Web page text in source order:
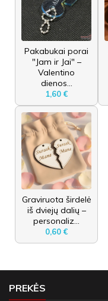
Pakabukai porai
"Jam ir Jai" –
Valentino
dienos...
1,60 €
Graviruota širdelė
iš dviejų dalių –
personaliz...
0,60 €
PREKĖS